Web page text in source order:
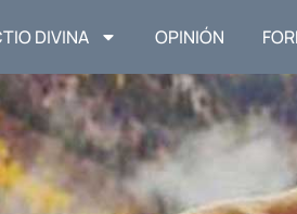
DIVINA OPINIÓN